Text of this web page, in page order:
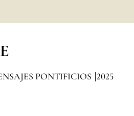
PONTIFICIOS 2025